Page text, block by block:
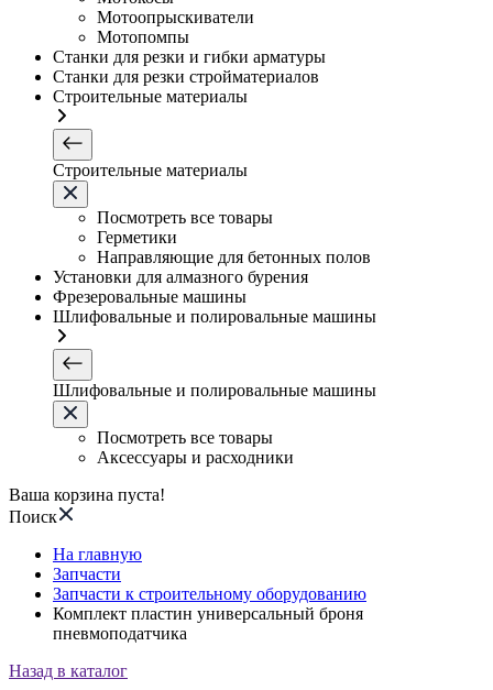
Мотоопрыскиватели
Мотопомпы
Станки для резки и гибки арматуры
Станки для резки стройматериалов
Строительные материалы
Строительные материалы
Посмотреть все товары
Герметики
Направляющие для бетонных полов
Установки для алмазного бурения
Фрезеровальные машины
Шлифовальные и полировальные машины
Шлифовальные и полировальные машины
Посмотреть все товары
Аксессуары и расходники
Ваша корзина пуста!
Поиск
На главную
Запчасти
Запчасти к строительному оборудованию
Комплект пластин универсальный броня
пневмоподатчика
Назад в каталог